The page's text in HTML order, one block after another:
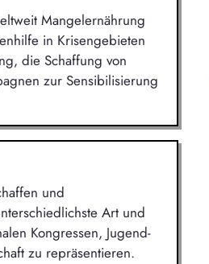
Mangelernährung
in Krisengebieten
die Schaffung von
zur Sensibilisierung
und
Art und
Kongressen, Jugend-
zu repräsentieren.